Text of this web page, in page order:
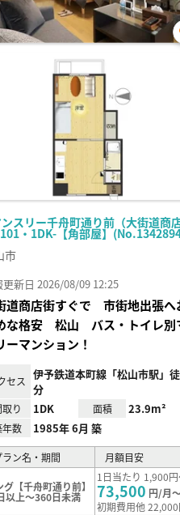
スリー千舟町通り前（大街道商
・1DK-【角部屋】
市
更新日 2026/08/09 12:25
道商店街すぐで 市街地出張へ
な格安 松山 バス・トイレ別
ーマンション！
セス
伊予鉄道本町線「松山市駅」
分
取り 1DK 面積 23.9m²
年数 1985年 6月 築
ラン名・期間 月額目安
グ【千舟町通り前】
以上～360日未満
1日当たり 1,900
73,500 円/月
初期費用他